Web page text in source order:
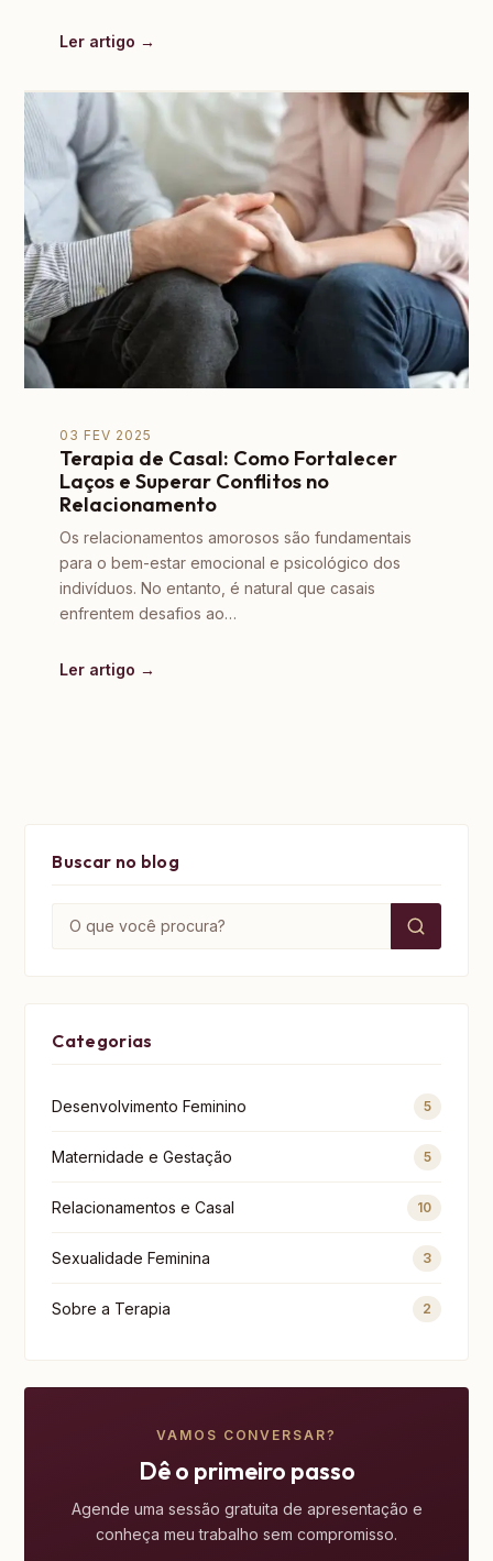
Ler artigo →
03 FEV 2025
Terapia de Casal: Como Fortalecer
Laços e Superar Conflitos no
Relacionamento
Os relacionamentos amorosos são fundamentais
para o bem-estar emocional e psicológico dos
indivíduos. No entanto, é natural que casais
enfrentem desafios ao…
Ler artigo →
Buscar no blog
Buscar por:
Categorias
Desenvolvimento Feminino 5
Maternidade e Gestação 5
Relacionamentos e Casal 10
Sexualidade Feminina 3
Sobre a Terapia 2
VAMOS CONVERSAR?
Dê o primeiro passo
Agende uma sessão gratuita de apresentação e
conheça meu trabalho sem compromisso.